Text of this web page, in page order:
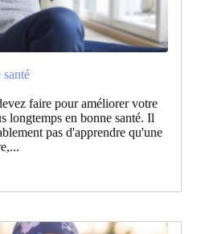
faire pour améliorer votre
longtemps en bonne santé. Il
pas d'apprendre qu'une